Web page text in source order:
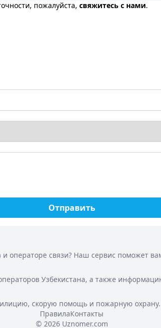
пожалуйста, свяжитесь с нами.
Отправить
операторе связи? Наш сервис поможет
Узбекистана, а также
скорую помощь и пожарную охрану.
ПравилаКонтакты
© 2026 Uznomer.com